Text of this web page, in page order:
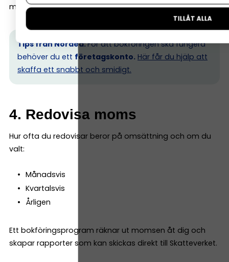
matchningen enkel.
Tips från Nordea:För att bokföringen ska fungera
behöver du ett företagskonto. Här får du hjälp att
skaffa ett snabbt och smidigt.
4. Redovisa moms
Hur ofta du redovisar beror på omsättning och om du
valt:
Månadsvis
Kvartalsvis
Årligen
Ett bokföringsprogram räknar ut momsen åt dig och
skapar rapporter som kan skickas direkt till Skatteverket.
TILLÅT ALLA